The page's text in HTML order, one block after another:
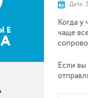
Дата:
Когда у
чаще
Если